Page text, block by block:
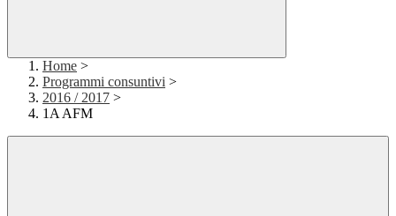
Home >
Programmi consuntivi >
2016 / 2017 >
1A AFM